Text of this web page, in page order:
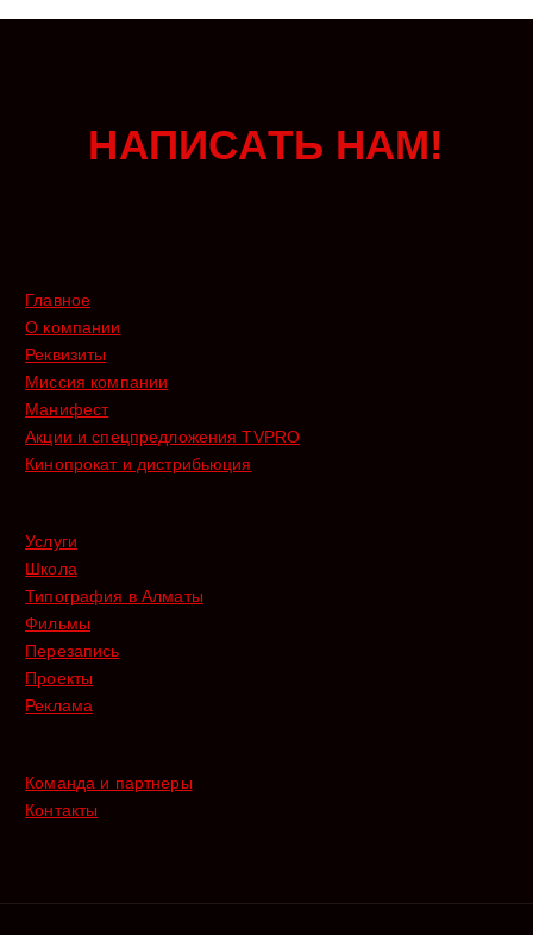
НАПИСАТЬ НАМ!
Главное
О компании
Реквизиты
Миссия компании
Манифест
Акции и спецпредложения TVPRO
Кинопрокат и дистрибьюция
Услуги
Школа
Типография в Алматы
Фильмы
Перезапись
Проекты
Реклама
Команда и партнеры
Контакты